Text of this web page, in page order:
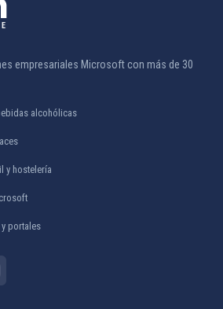
empresariales Microsoft con más de 30
alcohólicas
y hostelería
portales